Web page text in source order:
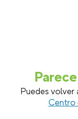
Puedes volver
Centro